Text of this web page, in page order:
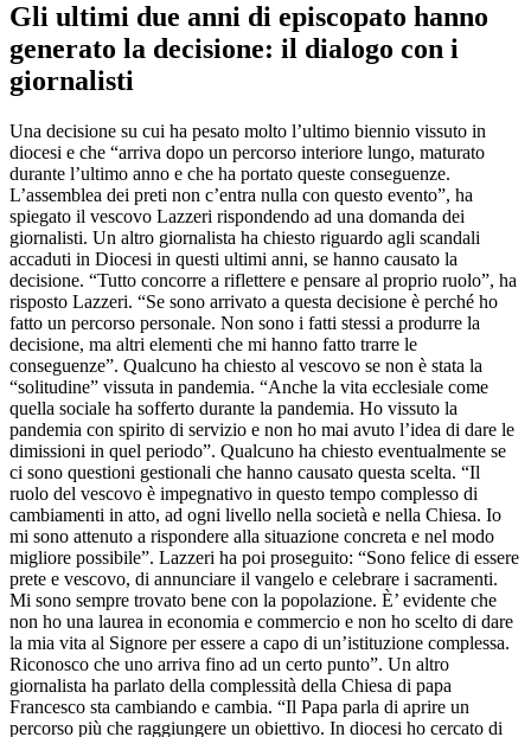
Gli ultimi due anni di episcopato hanno
generato la decisione: il dialogo con i
giornalisti
Una decisione su cui ha pesato molto l’ultimo biennio vissuto in
diocesi e che “arriva dopo un percorso interiore lungo, maturato
durante l’ultimo anno e che ha portato queste conseguenze.
L’assemblea dei preti non c’entra nulla con questo evento”, ha
spiegato il vescovo Lazzeri rispondendo ad una domanda dei
giornalisti. Un altro giornalista ha chiesto riguardo agli scandali
accaduti in Diocesi in questi ultimi anni, se hanno causato la
decisione. “Tutto concorre a riflettere e pensare al proprio ruolo”, ha
risposto Lazzeri. “Se sono arrivato a questa decisione è perché ho
fatto un percorso personale. Non sono i fatti stessi a produrre la
decisione, ma altri elementi che mi hanno fatto trarre le
conseguenze”. Qualcuno ha chiesto al vescovo se non è stata la
“solitudine” vissuta in pandemia. “Anche la vita ecclesiale come
quella sociale ha sofferto durante la pandemia. Ho vissuto la
pandemia con spirito di servizio e non ho mai avuto l’idea di dare le
dimissioni in quel periodo”. Qualcuno ha chiesto eventualmente se
ci sono questioni gestionali che hanno causato questa scelta. “Il
ruolo del vescovo è impegnativo in questo tempo complesso di
cambiamenti in atto, ad ogni livello nella società e nella Chiesa. Io
mi sono attenuto a rispondere alla situazione concreta e nel modo
migliore possibile”. Lazzeri ha poi proseguito: “Sono felice di essere
prete e vescovo, di annunciare il vangelo e celebrare i sacramenti.
Mi sono sempre trovato bene con la popolazione. È’ evidente che
non ho una laurea in economia e commercio e non ho scelto di dare
la mia vita al Signore per essere a capo di un’istituzione complessa.
Riconosco che uno arriva fino ad un certo punto”. Un altro
giornalista ha parlato della complessità della Chiesa di papa
Francesco sta cambiando e cambia. “Il Papa parla di aprire un
percorso più che raggiungere un obiettivo. In diocesi ho cercato di